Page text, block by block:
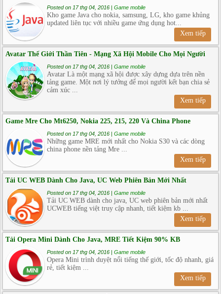
Posted on 17 thg 04, 2016 | Game mobile
Kho game Java cho nokia, samsung, LG, kho game khủng
updated liên tục với nhiều game ứng dụng hot...
Xem tiếp
Avatar Thế Giới Thần Tiên - Mạng Xã Hội Mobile Cho Mọi Người
Posted on 17 thg 04, 2016 | Game mobile
Avatar Là một mạng xã hội được xây dựng dựa trên nền
tảng game. Một nơi lý tưởng để mọi người kết bạn chia sẻ
cảm xúc ...
Xem tiếp
Game Mre Cho Mt6250, Nokia 225, 215, 220 Và China Phone
Posted on 17 thg 04, 2016 | Game mobile
Những game MRE mới nhất cho Nokia S30 và các dòng
china phone nền tảng Mre ...
Xem tiếp
Tải UC WEB Dành Cho Java, UC Web Phiên Bản Mới Nhất
Posted on 17 thg 04, 2016 | Game mobile
Tải UC WEB dành cho java, UC web phiên bản mới nhất
UCWEB tiếng việt truy cập nhanh, tiết kiệm kb ...
Xem tiếp
Tải Opera Mini Dành Cho Java, MRE Tiết Kiệm 90% KB
Posted on 17 thg 04, 2016 | Game mobile
Opera Mini trình duyệt nổi tiếng thế giới, tốc độ nhanh, giá
rẻ, tiết kiệm ...
Xem tiếp